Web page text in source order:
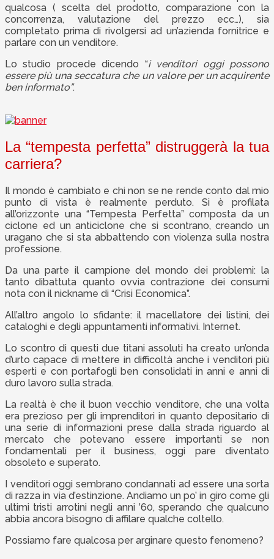
qualcosa ( scelta del prodotto, comparazione con la
concorrenza, valutazione del prezzo ecc…), sia
completato prima di rivolgersi ad un’azienda fornitrice e
parlare con un venditore.
Lo studio procede dicendo “i venditori oggi possono
essere più una seccatura che un valore per un acquirente
ben informato”.
La “tempesta perfetta” distruggerà la tua
carriera?
Il mondo è cambiato e chi non se ne rende conto dal mio
punto di vista è realmente perduto. Si è profilata
all’orizzonte una “Tempesta Perfetta” composta da un
ciclone ed un anticiclone che si scontrano, creando un
uragano che si sta abbattendo con violenza sulla nostra
professione.
Da una parte il campione del mondo dei problemi: la
tanto dibattuta quanto ovvia contrazione dei consumi
nota con il nickname di “Crisi Economica”.
All’altro angolo lo sfidante: il macellatore dei listini, dei
cataloghi e degli appuntamenti informativi. Internet.
Lo scontro di questi due titani assoluti ha creato un’onda
d’urto capace di mettere in difficoltà anche i venditori più
esperti e con portafogli ben consolidati in anni e anni di
duro lavoro sulla strada.
La realtà è che il buon vecchio venditore, che una volta
era prezioso per gli imprenditori in quanto depositario di
una serie di informazioni prese dalla strada riguardo al
mercato che potevano essere importanti se non
fondamentali per il business, oggi pare diventato
obsoleto e superato.
I venditori oggi sembrano condannati ad essere una sorta
di razza in via d’estinzione. Andiamo un po’ in giro come gli
ultimi tristi arrotini negli anni ’60, sperando che qualcuno
abbia ancora bisogno di affilare qualche coltello.
Possiamo fare qualcosa per arginare questo fenomeno?